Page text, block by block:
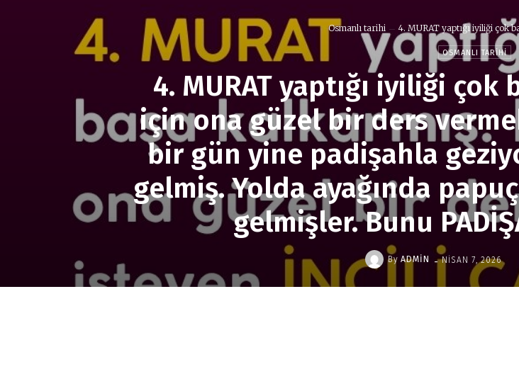
Osmanlı tarihi 4. MURAT yaptığı iyiliği çok
OSMANLI TARIHI
4. MURAT yaptığı iyiliği çok
için ona güzel bir ders
bir gün yine padişahla
gelmiş. Yolda ayağında
gelmişler. Bunu
By ADMIN - NISAN 7, 2026